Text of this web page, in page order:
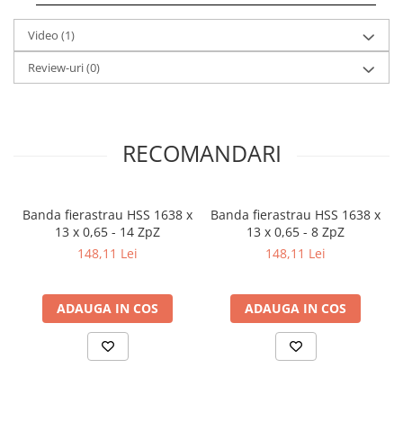
Standuri pentru strunguri
Instrumente de prindere
Dispozitive de prindere pentru
Fălci pentru PHV / VHV
Etape XY
Papusa mobila / con de centrare
Instrumente de masurare
Afisaj digital
Bloc ecartament, masurare și
Dispozitiv de testare
Video (1)
Review-uri(0)
RECOMANDARI
Banda fierastrau HSS 1638 x
13 x 0,65 - 14 ZpZ
148,11 Lei
ADAUGA IN COS
Banda fierastrau HSS 1638 x
13 x 0,65 - 8 ZpZ
148,11 Lei
ADAUGA IN COS